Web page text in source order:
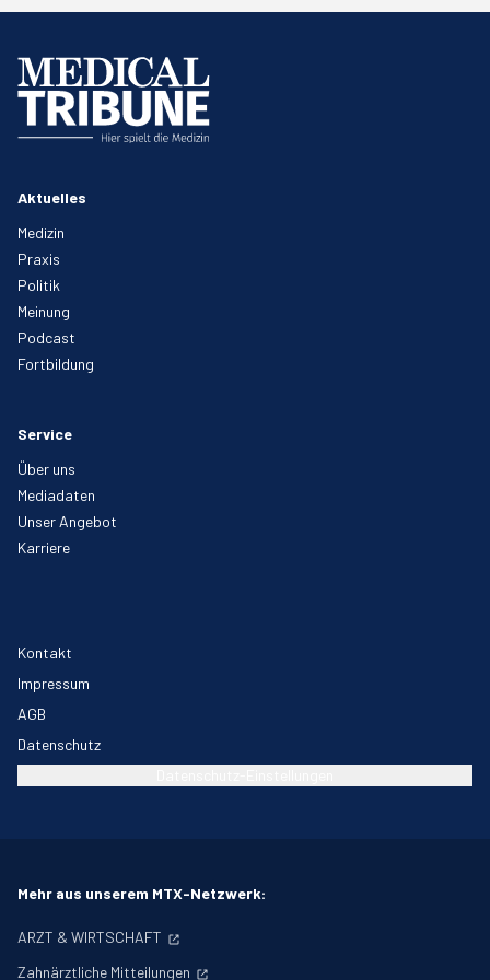
Aktuelles
Medizin
Praxis
Politik
Meinung
Podcast
Fortbildung
Service
Über uns
Mediadaten
Unser Angebot
Karriere
Kontakt
Impressum
AGB
Datenschutz
Mehr aus unserem MTX-Netzwerk:
ARZT & WIRTSCHAFT
Zahnärztliche Mitteilungen